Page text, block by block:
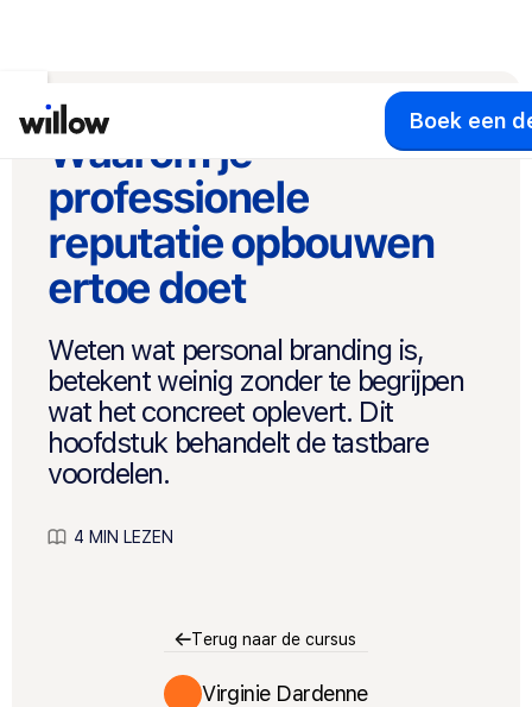
Boek een
Terug naar de cursus
Virginie Dardenne
Waarom je
professionele
reputatie opbouwen
ertoe doet
Weten wat personal branding is,
betekent weinig zonder te begrijpen
wat het concreet oplevert. Dit
hoofdstuk behandelt de tastbare
voordelen.
4 MIN LEZEN